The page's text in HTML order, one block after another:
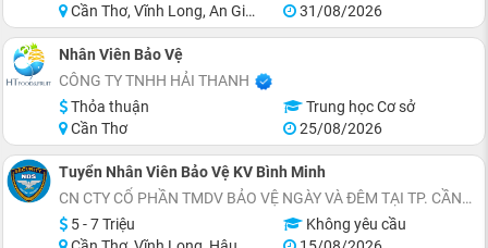
Cần Thơ, Vĩnh Long, An Giang, Tiền Giang, Bến Tre, Trà Vinh
31/08/2026
Nhân Viên Bảo Vệ
CÔNG TY TNHH HẢI THANH
Thỏa thuận
Trung học Cơ sở
Cần Thơ
25/08/2026
Tuyển Nhân Viên Bảo Vệ KV Bình Minh
CN CTY CỔ PHẦN TMDV BẢO VỆ NGÀY VÀ ĐÊM TẠI TP. CẦN THƠ
5 - 7 Triệu
Không yêu cầu